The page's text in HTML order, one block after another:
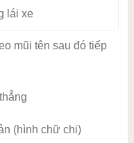
lái xe
mũi tên sau đó tiếp
(hình chữ chi)